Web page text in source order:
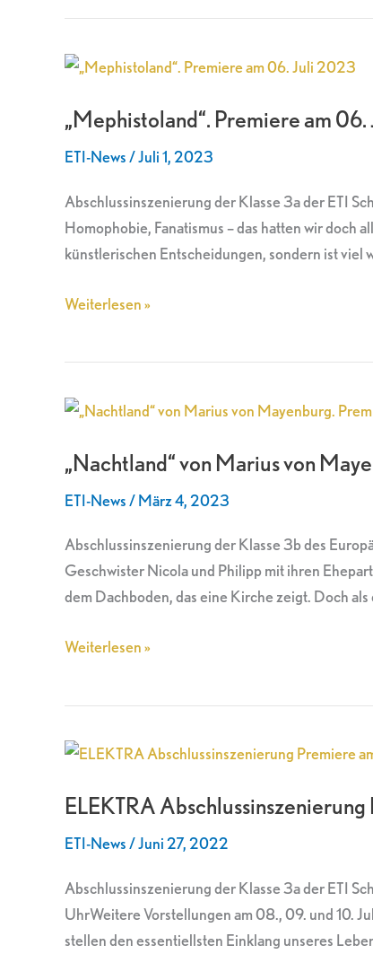
„Mephistoland“. Premiere am
ETI-News/Juli 1, 2023
Abschlussinszenierung der Klasse 3a der ETI
Homophobie, Fanatismus – das hatten wir doch
künstlerischen Entscheidungen, sondern ist
„Mephistoland“.
am
Juli
2023
Weiterlesen »
„Nachtland“ von Marius von
ETI-News/März 4, 2023
Abschlussinszenierung der Klasse 3b des
Geschwister Nicola und Philipp mit ihren
dem Dachboden, das eine Kirche zeigt. Doch
„Nachtland“
Marius
Mayenburg.
Premiere
am
16.
Weiterlesen »
ELEKTRA
ETI-News/Juni 27, 2022
Abschlussinszenierung der Klasse 3a der ETI
UhrWeitere Vorstellungen am 08., 09. und 10.
stellen den essentiellsten Einklang unseres
ELEKTRA
Premiere
07.
Juli